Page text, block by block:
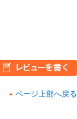
ページ上部へ戻る